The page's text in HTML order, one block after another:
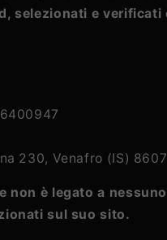
selezionati e verificati
230, Venafro (IS)
non è legato a
sul suo sito.